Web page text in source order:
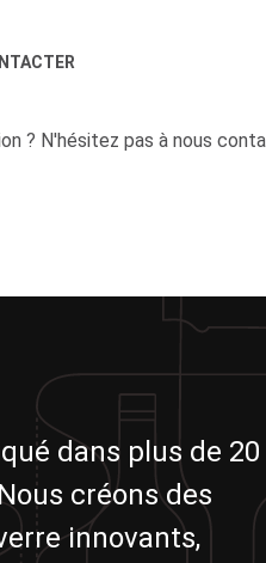
? N'hésitez pas à nous
dans plus de 20
créons des
innovants,